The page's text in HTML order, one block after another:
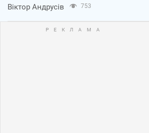
Віктор Андрусів 753